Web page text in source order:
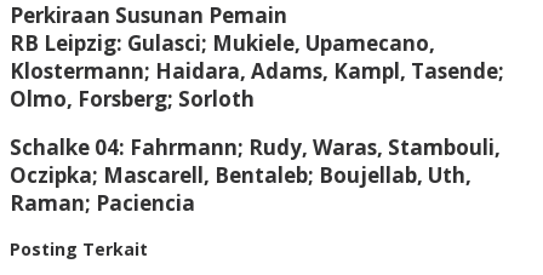
Perkiraan Susunan Pemain
RB Leipzig: Gulasci; Mukiele, Upamecano,
Klostermann; Haidara, Adams, Kampl, Tasende;
Olmo, Forsberg; Sorloth
Schalke 04: Fahrmann; Rudy, Waras, Stambouli,
Oczipka; Mascarell, Bentaleb; Boujellab, Uth,
Raman; Paciencia
Posting Terkait